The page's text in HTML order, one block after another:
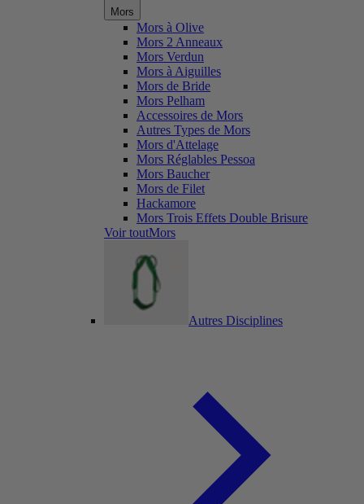
Mors
Mors à Olive
Mors 2 Anneaux
Mors Verdun
Mors à Aiguilles
Mors de Bride
Mors Pelham
Accessoires de Mors
Autres Types de Mors
Mors d'Attelage
Mors Réglables Pessoa
Mors Baucher
Mors de Filet
Hackamore
Mors Trois Effets Double Brisure
Voir toutMors
Autres Disciplines